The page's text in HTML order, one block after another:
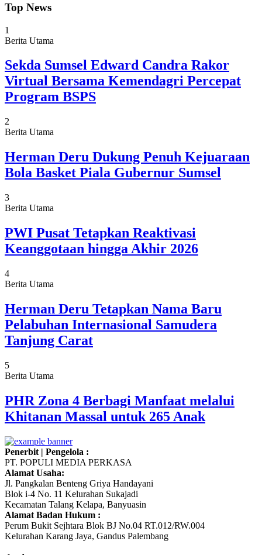
Top News
1
Berita Utama
Sekda Sumsel Edward Candra Rakor
Virtual Bersama Kemendagri Percepat
Program BSPS
2
Berita Utama
Herman Deru Dukung Penuh Kejuaraan
Bola Basket Piala Gubernur Sumsel
3
Berita Utama
PWI Pusat Tetapkan Reaktivasi
Keanggotaan hingga Akhir 2026
4
Berita Utama
Herman Deru Tetapkan Nama Baru
Pelabuhan Internasional Samudera
Tanjung Carat
5
Berita Utama
PHR Zona 4 Berbagi Manfaat melalui
Khitanan Massal untuk 265 Anak
Penerbit | Pengelola :
PT. POPULI MEDIA PERKASA
Alamat Usaha:
Jl. Pangkalan Benteng Griya Handayani
Blok i-4 No. 11 Kelurahan Sukajadi
Kecamatan Talang Kelapa, Banyuasin
Alamat Badan Hukum :
Perum Bukit Sejhtara Blok BJ No.04 RT.012/RW.004
Kelurahan Karang Jaya, Gandus Palembang